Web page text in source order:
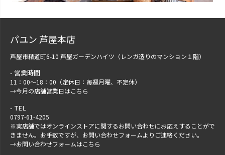
パユン 芦屋本店
芦屋市精道町6-10 芦屋ガーデンハイツ（レンガ造りのマンション１階）
営業時間
11：00～18：00（定休日：毎週月曜、不定休）
→今月の店舗営業日はこちら
TEL
0797-61-4205
※実店舗ではオンラインストアに関するお問い合わせにお応えすることがで
きません。お手数ですが、 お問い合わせフォームよりご連絡ください。
→お問い合わせフォームはこちら